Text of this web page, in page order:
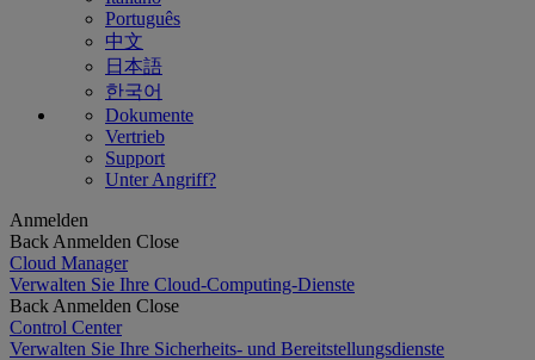
Português
中文
日本語
한국어
Dokumente
Vertrieb
Support
Unter Angriff?
Anmelden
Back Anmelden Close
Cloud Manager
Verwalten Sie Ihre Cloud-Computing-Dienste
Back Anmelden Close
Control Center
Verwalten Sie Ihre Sicherheits- und Bereitstellungsdienste